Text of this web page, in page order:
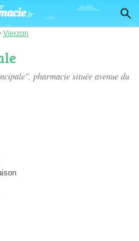
Vierzon
pharmacie située avenue du